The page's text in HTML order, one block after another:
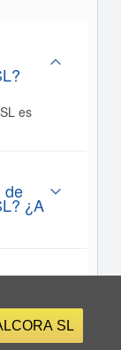
es
de
¿A
SL